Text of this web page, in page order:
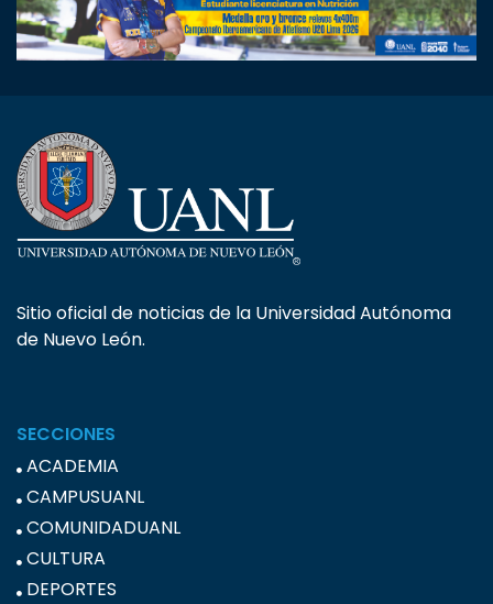
Sitio oficial de noticias de la Universidad Autónoma
de Nuevo León.
SECCIONES
ACADEMIA
CAMPUSUANL
COMUNIDADUANL
CULTURA
DEPORTES